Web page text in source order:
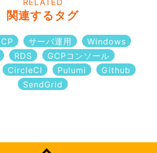
RELATED
関連するタグ
サーバ運用
Windows
RDS
GCPコンソール
CircleCI Pulumi
Github
SendGrid